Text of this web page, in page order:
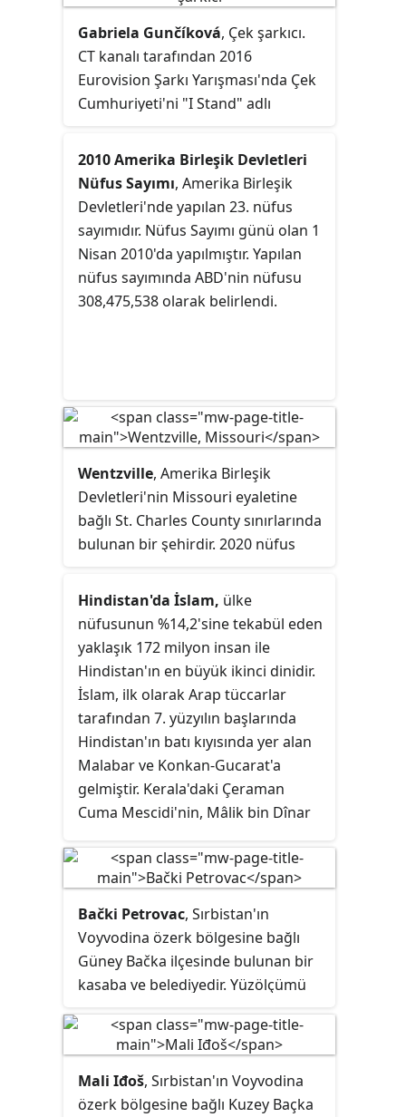
diplomatik değerler topluluğu
şekilde yorumlanır.
Gabriela Gunčíková, Çek şarkıcı.
CT kanalı tarafından 2016
Eurovision Şarkı Yarışması'nda Çek
Cumhuriyeti'ni "I Stand" adlı
görevlendirmiştir.
2010 Amerika Birleşik Devletleri
Nüfus Sayımı, Amerika Birleşik
Devletleri'nde yapılan 23. nüfus
sayımıdır. Nüfus Sayımı günü olan 1
Nisan 2010'da yapılmıştır. Yapılan
nüfus sayımında ABD'nin nüfusu
308,475,538 olarak belirlendi.
Wentzville, Amerika Birleşik
Devletleri'nin Missouri eyaletine
bağlı St. Charles County sınırlarında
bulunan bir şehirdir. 2020 nüfus
nüfusu 44.372'dir ve böylece
Missouri eyaletindeki 15'inci en
büyük şehir yapar. Wentzville, 2000
yılından 2020 yılına kadar geçen 20
yıl boyunca, Missouri'de nüfusu en
hızlı artan şehir oldu. Rotary Park
içinde yer alan Wentzville,
St. Charles
County Panayırı
ile
St. Louis Rönesans
Festivali'ne ev sahipliği yapmaktadır.
Hindistan'da İslam, ülke
nüfusunun %14,2'sine tekabül eden
yaklaşık 172 milyon insan ile
Hindistan'ın en büyük ikinci dinidir.
İslam, ilk olarak Arap tüccarlar
tarafından 7. yüzyılın başlarında
Hindistan'ın batı kıyısında yer alan
Malabar ve Konkan-Gucarat'a
gelmiştir. Kerala'daki Çeraman
Cuma Mescidi'nin, Mâlik bin Dînar
Hindistan'daki ilk cami olduğu
düşünülmektedir.
Bački Petrovac, Sırbistan'ın
Voyvodina özerk bölgesine bağlı
Güney Bačka ilçesinde bulunan bir
kasaba ve belediyedir. Yüzölçümü
2011 yılı itibarı ile 13.302'dir.
Mali Iđoš, Sırbistan'ın Voyvodina
özerk bölgesine bağlı Kuzey Baçka